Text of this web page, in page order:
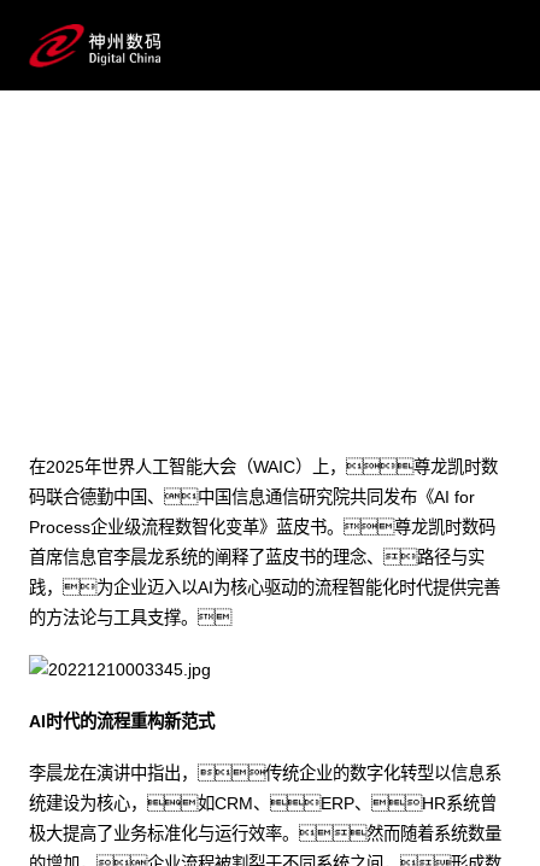
在2025年世界人工智能大会（WAIC）上，尊龙凯时数
码联合德勤中国、中国信息通信研究院共同发布《AI for
Process企业级流程数智化变革》蓝皮书。尊龙凯时数码
首席信息官李晨龙系统的阐释了蓝皮书的理念、路径与实
践，为企业迈入以AI为核心驱动的流程智能化时代提供完善
的方法论与工具支撑。
AI时代的流程重构新范式
李晨龙在演讲中指出，传统企业的数字化转型以信息系
统建设为核心，如CRM、ERP、HR系统曾
极大提高了业务标准化与运行效率。然而随着系统数量